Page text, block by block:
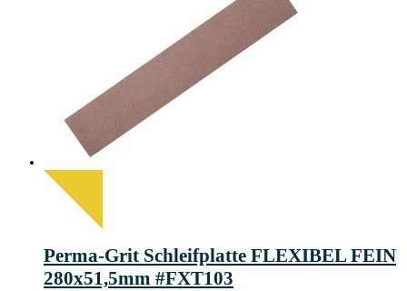
Perma-Grit Schleifplatte FLEXIBEL FEIN
280x51,5mm #FXT103